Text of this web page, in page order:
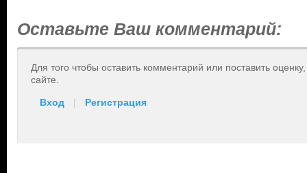
Оставьте Ваш комментарий:
Для того чтобы оставить комментарий или поставить
сайте.
Вход | Регистрация